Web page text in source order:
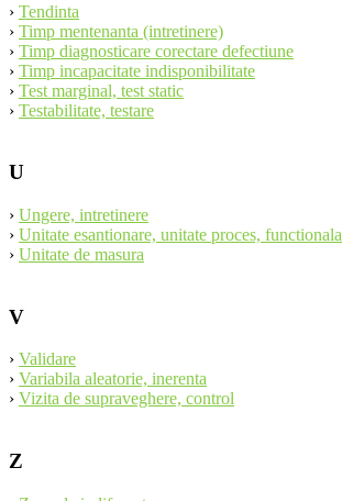
› Tendinta
› Timp mentenanta (intretinere)
› Timp diagnosticare corectare defectiune
› Timp incapacitate indisponibilitate
› Test marginal, test static
› Testabilitate, testare
U
› Ungere, intretinere
› Unitate esantionare, unitate proces, functionala
› Unitate de masura
V
› Validare
› Variabila aleatorie, inerenta
› Vizita de supraveghere, control
Z